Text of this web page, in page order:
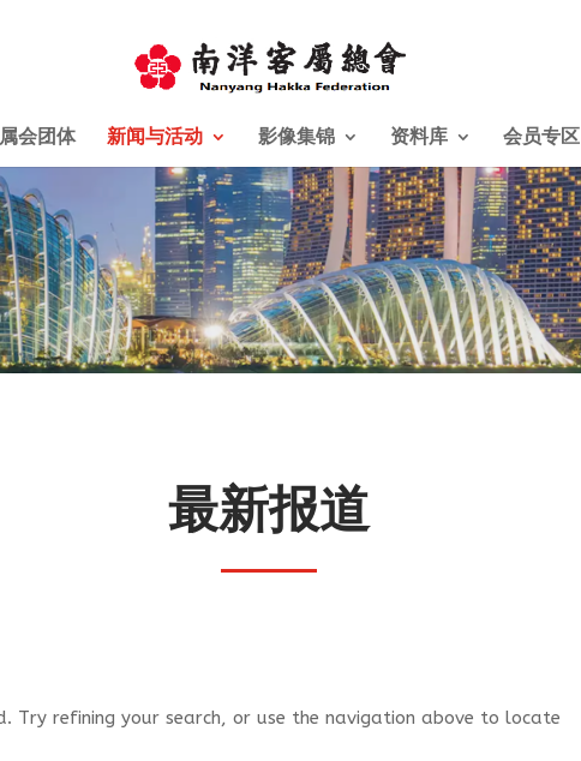
属会团体 新闻与活动 影像集锦 资料库 会员专区
最新报道
Try refining your search, or use the navigation above to locate